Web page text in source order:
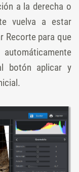
a la derecha o
vuelva a estar
Recorte para que
botón aplicar y